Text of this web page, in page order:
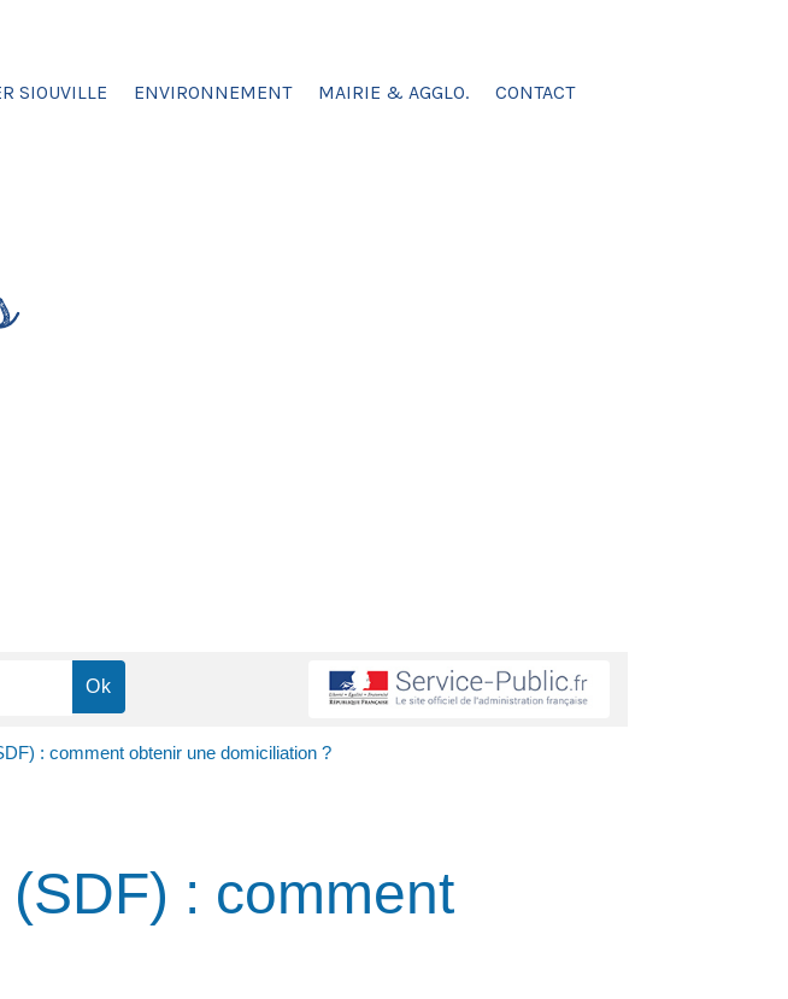
SIOUVILLE ENVIRONNEMENT MAIRIE & AGGLO. CONTACT
: comment obtenir une domiciliation ?
: comment